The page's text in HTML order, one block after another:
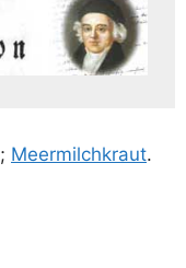
; Meer­milch­kraut.